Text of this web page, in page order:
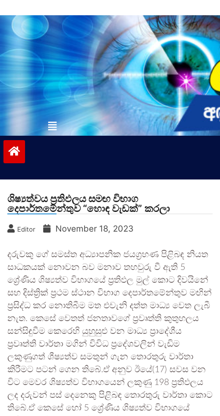
to
contentvinivida.lk
ශිෂ්‍යත්වය ප්‍රතිඵලය සමඟ විභාග
දෙපාර්තමේන්තුව “හොඳ වැඩක්” කරලා
Editor November 18, 2023
දරුවකු ගේ සමස්ත අධ්‍යාපනික ජයග්‍රහණ පිළිබඳ නියත
සාධකයක් නොවන බව මනාව තහවුරු වී ඇති 5
ශ්‍රේණිය ශිෂ්‍යත්ව විභාගයේ ප්‍රතිඵල මුල් කොට දිවයිනේ
සහ දිස්ත්‍රික් ප්‍රථම ස්ථාන විභාග දෙපාර්තමේන්තුව මඟින්
ප්‍රසිද්ධ කර නොතිබීම මත එවැනි දත්ත මාධ්‍ය වෙත ලැබී
නැත. කෙසේ වෙතත් ජනතාවගේ ප්‍රවෘත්ති කුතුහලය
සන්සිඳුවීම කෙරෙහි යුහුසුළු වන මාධ්‍ය ප්‍රාදේශීය
ප්‍රවෘත්ති වාර්තා මගින් විවිධ ප්‍රදේශවලින් වැඩිම
ලකුණුගත් ශීෂ්‍යත්ව සමතුන් ගැන තොරතුරු වාර්තා
කිරීමට පටන් ගෙන තිබේ.ඒ අනුව ඊයේ(17) සවස වන
විට මෙවර ශිෂ්‍යත්ව විභාගයෙන් ලකුණු 198 ප්‍රතිඵලය
ලද දරුවන් පස් දෙනෙකු පිළිබඳ තොරතුරු වාර්තා කොට
තිබේ.ඒ කෙසේ හෝ 5 ශ්‍රේණිය ශිෂ්‍යත්ව විභාගයේ